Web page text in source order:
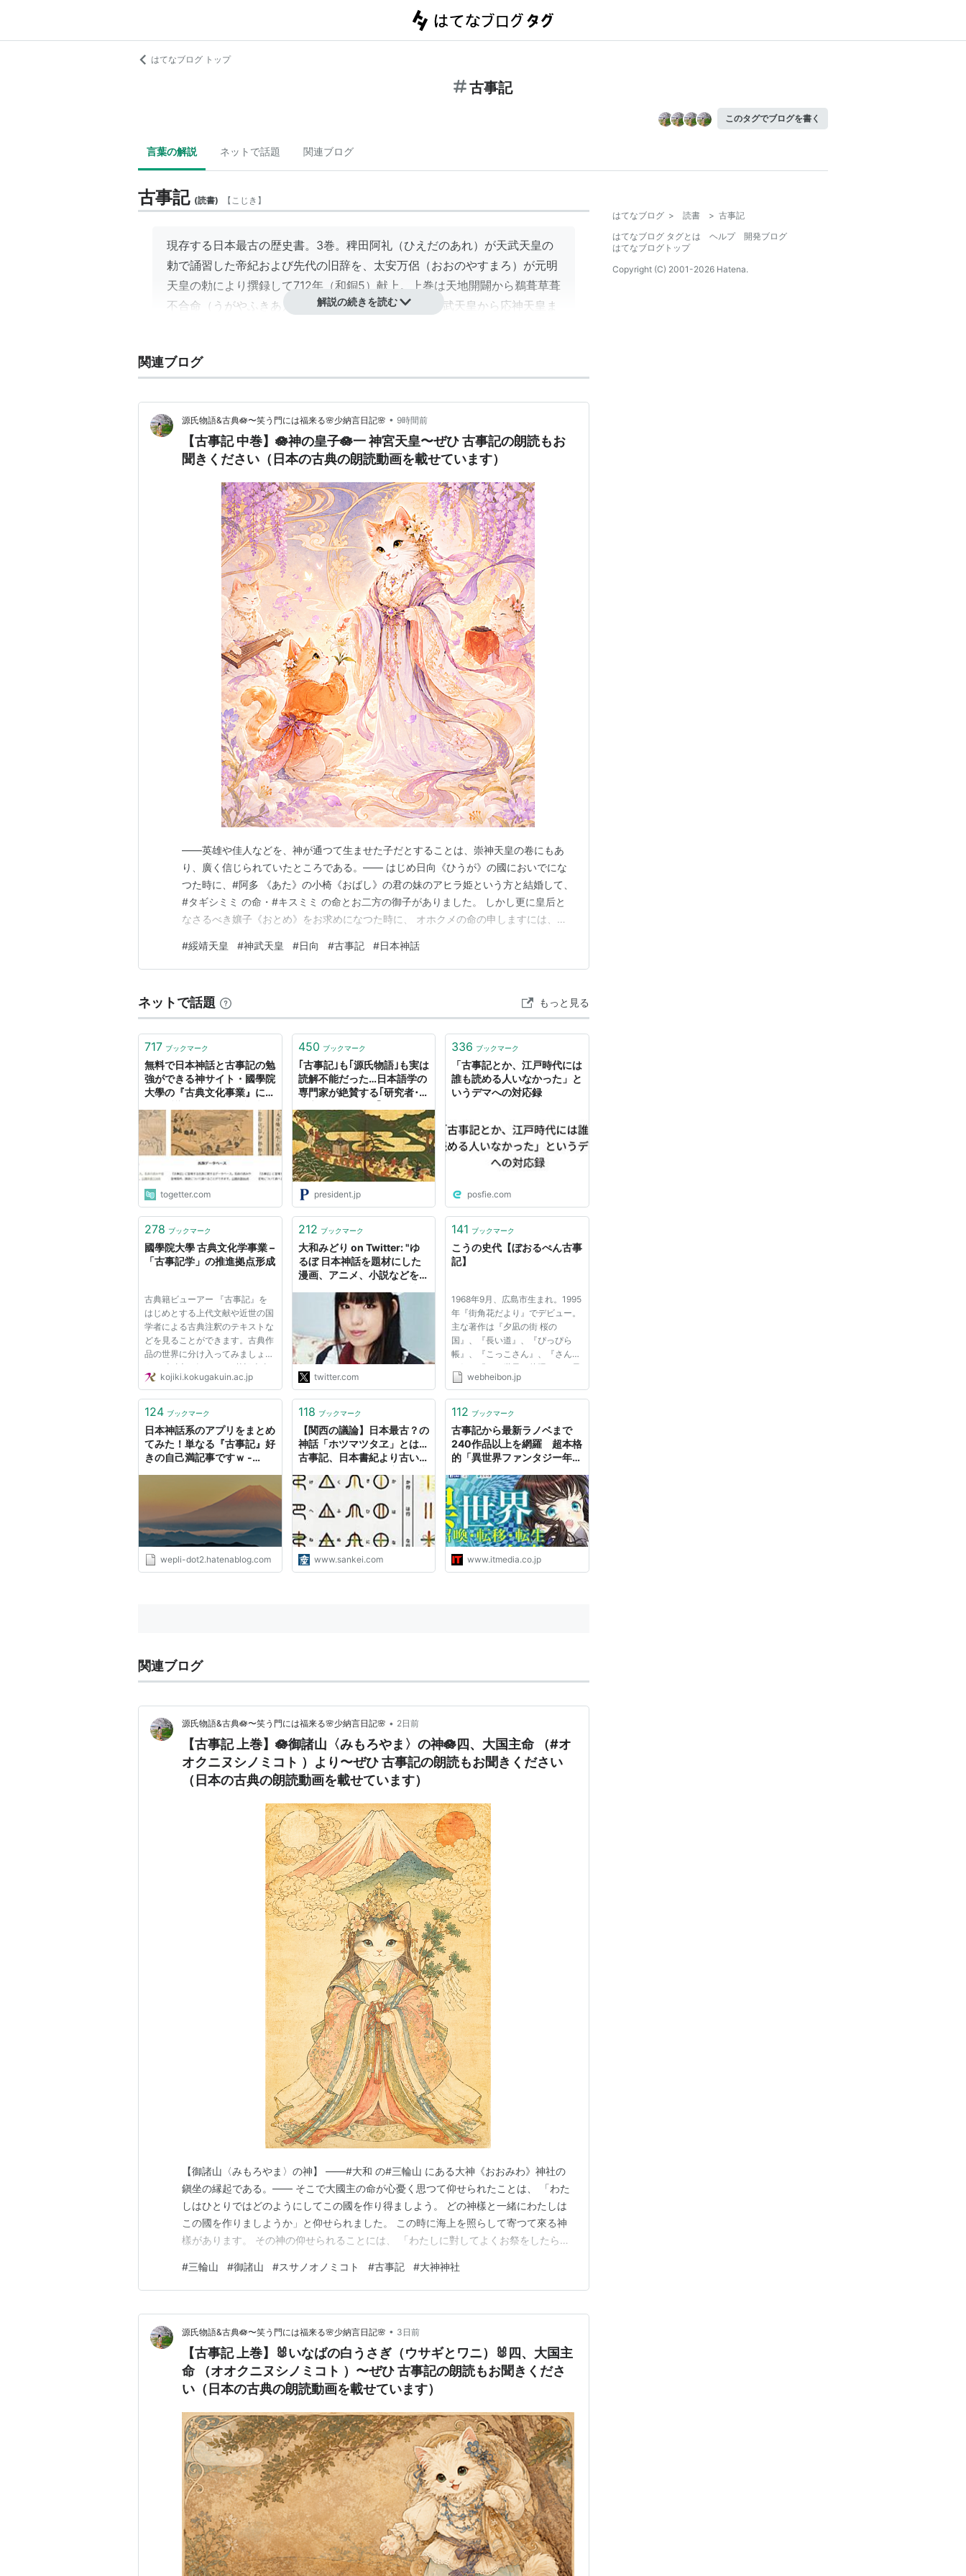
はてなブログ トップ
古事記
このタグでブログを書く
言葉の解説 ネットで話題 関連ブログ
古事記 (読書) 【こじき 】
現存する日本最古の歴史書。3巻。稗田阿礼（ひえだのあれ）が天武天皇の
勅で誦習した帝紀および先代の旧辞を、太安万侶（おおのやすまろ）が元明
天皇の勅により撰録して712年（和銅5）献上。上巻は天地開闢から鵜葺草葺
不合命（うがやふきあえずのみこと）まで、中巻は神武天皇から応神天皇ま
ぶみ。
古事記本文の記述以外には編纂の記録が直接は見当たらないため、偽書説もあるが、一
般には受け入れられていない。なお、古事記は正式名ではないとされ、古い書物を示す
解説の続きを読む
関連ブログ
源氏物語&古典🪷〜笑う門には福来る🌸少納言日記🌸 • 9時間前
【古事記 中巻】🪷神の皇子🪷一 神宮天皇〜ぜひ 古事記の朗読もお
聞きください（日本の古典の朗読動画を載せています）
——英雄や佳人などを、神が通つて生ませた子だとすることは、崇神天皇の卷にもあ
り、廣く信じられていたところである。—— はじめ日向《ひうが》の國においでにな
つた時に、#阿多 《あた》の小椅《おばし》の君の妹のアヒラ姫という方と結婚して、
#タギシミミ の命・#キスミミ の命とお二方の御子がありました。 しかし更に皇后と
なさるべき孃子《おとめ》をお求めになつた時に、 オホクメの命の申しますには、
夜陀多良比売 （#セヤダタラヒメ ）は美しい女性だったので、#三輪 の #大物主 に見
初められ、 その孃子が厠《かわや》にい…
#綏靖天皇 #神武天皇 #日向 #古事記 #日本神話
ネットで話題 もっと見る
717 ブックマーク
無料で日本神話と古事記の勉
強ができる神サイト・國學院
大學の『古典文化事業』に多
読めて、神名、氏族、神話の
器物をデータベースで検索す
ることが可能
togetter.com
450 ブックマーク
｢古事記｣も｢源氏物語｣も実は
読解不能だった…日本語学の
専門家が絶賛する｢研究者･本
の法則がわかったから､読め
るようになった
president.jp
336 ブックマーク
「古事記とか、江戸時代には
誰も読める人いなかった」と
いうデマへの対応録
posfie.com
278 ブックマーク
國學院大學 古典文化学事業 –
「古事記学」の推進拠点形成
古典籍ビューアー 『古事記』を
はじめとする上代文献や近世の国
学者による古典注釈のテキストな
どを見ることができます。古典作
品の世界に分け入ってみましょ
う。 古事記ビューアー 英訳古事
記（Kojiki English Translation）
kojiki.kokugakuin.ac.jp
212 ブックマーク
大和みどり on Twitter: "ゆ
るぼ 日本神話を題材にした
漫画、アニメ、小説などを教
古事記」みたいなものではな
く、完全オリジナルストーリ
ーのものを探しております。
例えるならギリシャ神話→聖
闘士星矢 みたいな感じ。"
twitter.com
141 ブックマーク
こうの史代【ぼおるぺん古事
記】
1968年9月、広島市生まれ。1995
年『街角花だより』でデビュー。
主な著作は『夕凪の街 桜の
国』、『長い道』、『ぴっぴら
帳』、『こっこさん』、『さんさ
ん録』『この世界の片隅に』。最
新作に『平凡倶楽部』がある。好
をかくし持つ人間を書きたいと思
「漫画...
webheibon.jp
124 ブックマーク
日本神話系のアプリをまとめ
てみた！単なる『古事記』好
きの自己満記事ですｗ -
wepli-dot2.hatenablog.com
118 ブックマーク
【関西の議論】日本最古？の
神話「ホツマツタヱ」とは…
古事記、日本書紀より古い？
盛ん（1/2ページ）
www.sankei.com
112 ブックマーク
古事記から最新ラノベまで
240作品以上を網羅 超本格
的「異世界ファンタジー年
www.itmedia.co.jp
関連ブログ
源氏物語&古典🪷〜笑う門には福来る🌸少納言日記🌸 • 2日前
【古事記 上巻】🪷御諸山〈みもろやま〉の神🪷四、大国主命 （#オ
オクニヌシノミコト ）より〜ぜひ 古事記の朗読もお聞きください
（日本の古典の朗読動画を載せています）
【御諸山〈みもろやま〉の神】 ——#大和 の#三輪山 にある大神《おおみわ》神社の
鎭坐の縁起である。—— そこで大國主の命が心憂く思つて仰せられたことは、 「わた
しはひとりではどのようにしてこの國を作り得ましよう。 どの神樣と一緒にわたしは
この國を作りましようか」と仰せられました。 この時に海上を照らして寄つて來る神
樣があります。 その神の仰せられることには、 「わたしに對してよくお祭をしたら、
と仰せられました。 そこで大國主の命が申されたことには、 「それならどのようにし
てお祭を致しましよう」 と申されましたら、…
#三輪山 #御諸山 #スサノオノミコト #古事記 #大神神社
源氏物語&古典🪷〜笑う門には福来る🌸少納言日記🌸 • 3日前
【古事記 上巻】🐰いなばの白うさぎ（ウサギとワニ）🐰四、大国主
命 （オオクニヌシノミコト ）〜ぜひ 古事記の朗読もお聞きくださ
い（日本の古典の朗読動画を載せています）
はてなブログ > 読書 > 古事記
はてなブログ タグとは
ヘルプ
開発ブログ
はてなブログトップ
Copyright (C) 2001-2026 Hatena.